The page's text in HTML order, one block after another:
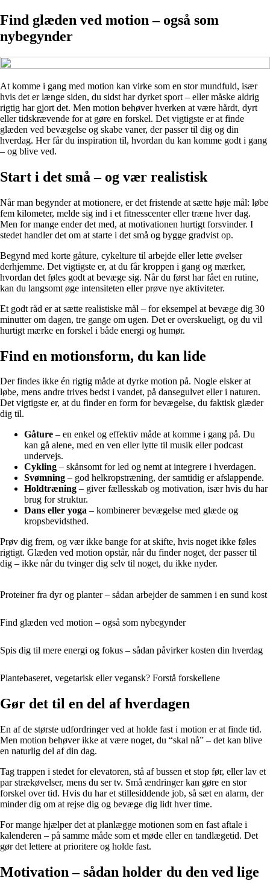
Find glæden ved motion – også som
nybegynder
At komme i gang med motion kan virke som en stor mundfuld, især
hvis det er længe siden, du sidst har dyrket sport – eller måske aldrig
rigtig har gjort det. Men motion behøver hverken at være hårdt, dyrt
eller tidskrævende for at gøre en forskel. Det vigtigste er at finde
glæden ved bevægelse og skabe vaner, der passer til dig og din
hverdag. Her får du inspiration til, hvordan du kan komme godt i gang
– og blive ved.
Start i det små – og vær realistisk
Når man begynder at motionere, er det fristende at sætte høje mål: løbe
fem kilometer, melde sig ind i et fitnesscenter eller træne hver dag.
Men for mange ender det med, at motivationen hurtigt forsvinder. I
stedet handler det om at starte i det små og bygge gradvist op.
Begynd med korte gåture, cykelture til arbejde eller lette øvelser
derhjemme. Det vigtigste er, at du får kroppen i gang og mærker,
hvordan det føles godt at bevæge sig. Når du først har fået en rutine,
kan du langsomt øge intensiteten eller prøve nye aktiviteter.
Et godt råd er at sætte realistiske mål – for eksempel at bevæge dig 30
minutter om dagen, tre gange om ugen. Det er overskueligt, og du vil
hurtigt mærke en forskel i både energi og humør.
Find en motionsform, du kan lide
Der findes ikke én rigtig måde at dyrke motion på. Nogle elsker at
løbe, mens andre trives bedst i vandet, på dansegulvet eller i naturen.
Det vigtigste er, at du finder en form for bevægelse, du faktisk glæder
dig til.
Gåture – en enkel og effektiv måde at komme i gang på. Du
kan gå alene, med en ven eller lytte til musik eller podcast
undervejs.
Cykling – skånsomt for led og nemt at integrere i hverdagen.
Svømning – god helkropstræning, der samtidig er afslappende.
Holdtræning – giver fællesskab og motivation, især hvis du har
brug for struktur.
Dans eller yoga – kombinerer bevægelse med glæde og
kropsbevidsthed.
Prøv dig frem, og vær ikke bange for at skifte, hvis noget ikke føles
rigtigt. Glæden ved motion opstår, når du finder noget, der passer til
dig – ikke når du tvinger dig selv til noget, du ikke nyder.
Proteiner fra dyr og planter – sådan arbejder de sammen i en sund kost
Find glæden ved motion – også som nybegynder
Spis dig til mere energi og fokus – sådan påvirker kosten din hverdag
Plantebaseret, vegetarisk eller vegansk? Forstå forskellene
Gør det til en del af hverdagen
En af de største udfordringer ved at holde fast i motion er at finde tid.
Men motion behøver ikke at være noget, du “skal nå” – det kan blive
en naturlig del af din dag.
Tag trappen i stedet for elevatoren, stå af bussen et stop før, eller lav et
par strækøvelser, mens du ser tv. Små ændringer kan gøre en stor
forskel over tid. Hvis du har et stillesiddende job, så sæt en alarm, der
minder dig om at rejse dig og bevæge dig lidt hver time.
For mange hjælper det at planlægge motionen som en fast aftale i
kalenderen – på samme måde som et møde eller en tandlægetid. Det
gør det lettere at prioritere og holde fast.
Motivation – sådan holder du den ved lige